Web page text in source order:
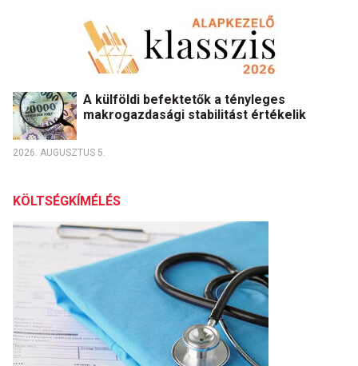
A külföldi befektetők a tényleges
makrogazdasági stabilitást értékelik
2026. AUGUSZTUS 5.
KÖLTSÉGKÍMÉLÉS